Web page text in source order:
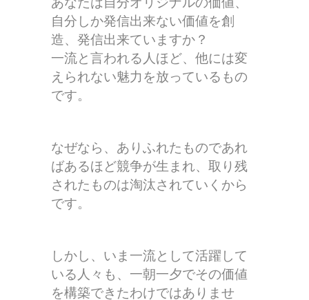
自分しか発信出来ない価値を創
造、発信出来ていますか？
一流と言われる人ほど、他には変
えられない魅力を放っているもの
です。
なぜなら、ありふれたものであれ
ばあるほど競争が生まれ、取り残
されたものは淘汰されていくから
です。
しかし、いま一流として活躍して
いる人々も、一朝一夕でその価値
を構築できたわけではありませ